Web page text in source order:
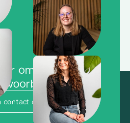
om de
voorbij te vliegen?
contact op